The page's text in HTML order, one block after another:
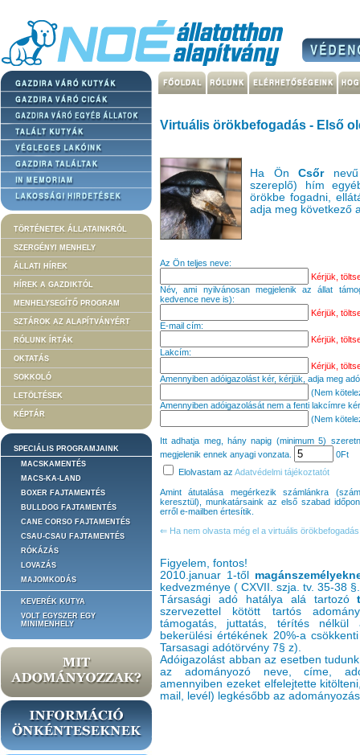
TÖRTÉNETEK ÁLLATAINKRÓL
SZERGÉNYI MENHELY
ÁLLATI HÍREK
HÍREK A GAZDIKTÓL
MENHELYSEGÍTŐ PROGRAM
SZTÁROK AZ ALAPÍTVÁNYÉRT
RÓLUNK ÍRTÁK
OKTATÁS
SOKKOLÓ
LETÖLTÉSEK
KÉPTÁR
SPECIÁLIS PROGRAMJAINK
MACSKAMENTÉS
MACS-KA-LAND
BOXER FAJTAMENTÉS
BULLDOG FAJTAMENTÉS
CANE CORSO FAJTAMENTÉS
CSAU-CSAU FAJTAMENTÉS
RÓKÁZÁS
LOVAZÁS
MAJOMKODÁS
KEVERÉK KUTYA
VOLT EGYSZER EGY
MINIMENHELY
Virtuális örökbefogadás - Első
Ha Ön Csőrnevű
szereplő) hím
örökbe fogadni,
adja meg következő
Az Ön teljes neve:
Kérjük,
Név, ami nyilvánosan megjelenik az állat
kedvence neve is):
Kérjük,
E-mail cím:
Kérjük,
Lakcím:
Kérjük,
Amennyiben adóigazolást kér, kérjük, adja meg
(Nem
Amennyiben adóigazolását nem a fenti lakcímre
(Nem
Itt adhatja meg, hány napig (minimum 5)
megjelenik ennek anyagi vonzata.
0Ft
Elolvastam az Adatvédelmi tájékoztatót
Amint átutalása megérkezik számlánkra
keresztül), munkatársaink az első szabad
erről e-mailben értesítik.
⇐ Ha nem olvasta még el a virtuális
Figyelem, fontos!
2010.januar 1-től
kedvezménye ( CXVII. szja. tv. 35-38
Társasági adó hatálya alá tartozó
szervezettel kötött tartós
támogatás, juttatás, térítés nélkül
bekerülési értékének 20%-a
Tarsasagi adótörvény 7§ z).
Adóigazolást abban az esetben
az adományozó neve, címe,
amennyiben ezeket elfelejtette
mail, levél) legkésőbb az